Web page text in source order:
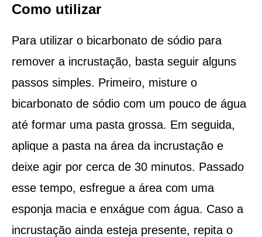
Como utilizar
Para utilizar o bicarbonato de sódio para
remover a incrustação, basta seguir alguns
passos simples. Primeiro, misture o
bicarbonato de sódio com um pouco de água
até formar uma pasta grossa. Em seguida,
aplique a pasta na área da incrustação e
deixe agir por cerca de 30 minutos. Passado
esse tempo, esfregue a área com uma
esponja macia e enxágue com água. Caso a
incrustação ainda esteja presente, repita o